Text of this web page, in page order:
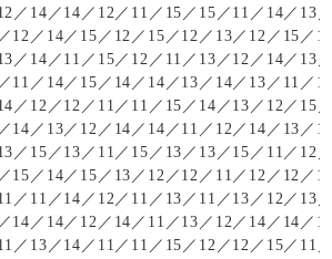
／14／14／12／11／15／15／11／14／13
12／14／15／12／15／12／13／12／15／
／14／11／15／12／11／13／12／14／13
11／14／15／14／14／13／14／13／11／
／12／12／11／11／15／14／13／12／15
14／13／12／14／14／11／12／14／13／
／15／13／11／15／13／13／15／11／12
15／14／15／13／12／12／11／12／12／
／11／14／12／11／13／11／13／12／13
14／14／12／14／11／13／12／14／14／
／13／14／11／11／15／12／12／15／11